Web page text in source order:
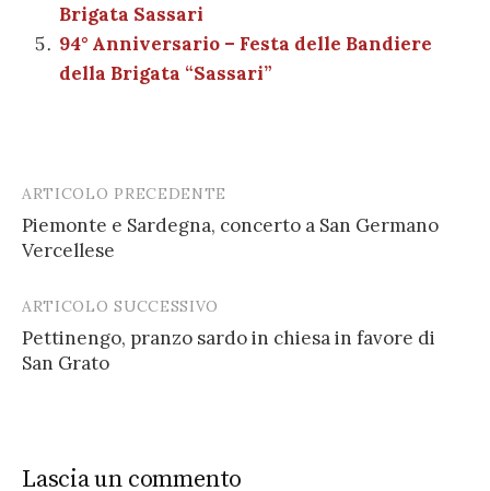
Brigata Sassari
94° Anniversario – Festa delle Bandiere
della Brigata “Sassari”
Post
navigation
ARTICOLO PRECEDENTE
Piemonte e Sardegna, concerto a San Germano
Vercellese
ARTICOLO SUCCESSIVO
Pettinengo, pranzo sardo in chiesa in favore di
San Grato
Lascia un commento